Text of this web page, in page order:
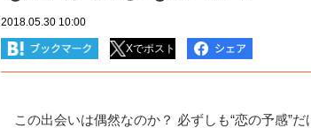
2018.05.30 10:00
Xでポスト
この出会いは偶然なのか？ 必ずしも“恋の予感”だ